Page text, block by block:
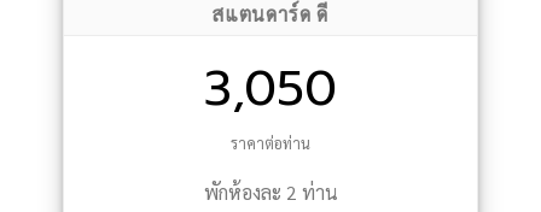
สแตนดาร์ด ดี
3,050
ราคาต่อท่าน
พักห้องละ 2 ท่าน